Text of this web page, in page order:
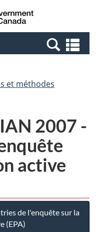
Canada
et
et méthodes
2007 -
active
de l'enquête sur la
(EPA)